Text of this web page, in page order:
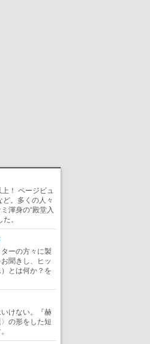
！ ページビュ
。多くの人々
渾身の“殿堂入
。
ーの方々に製
聞きし、ヒッ
とは何か？を
けない。『赫
の形をした短